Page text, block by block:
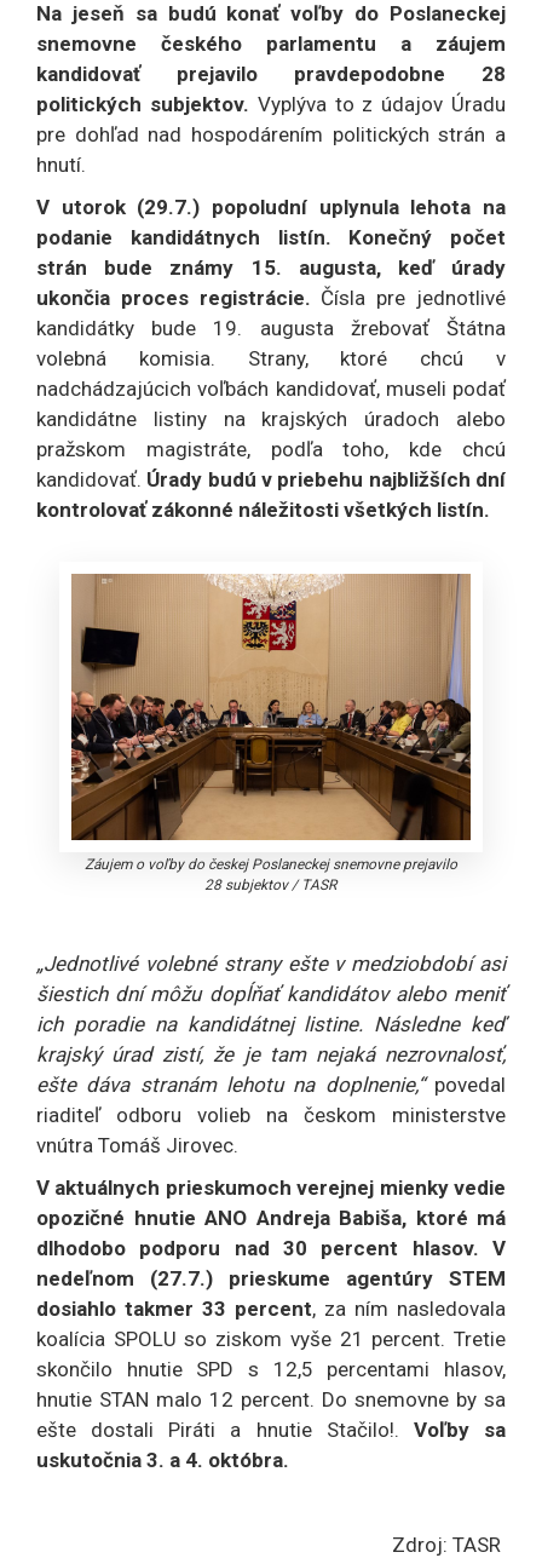
Na jeseň sa budú konať voľby do Poslaneckej
snemovne českého parlamentu a záujem
kandidovať prejavilo pravdepodobne 28
politických subjektov. Vyplýva to z údajov Úradu
pre dohľad nad hospodárením politických strán a
hnutí.
V utorok (29.7.) popoludní uplynula lehota na
podanie kandidátnych listín.
Konečný počet
strán bude známy 15. augusta, keď úrady
ukončia proces registrácie. Čísla pre jednotlivé
kandidátky bude 19. augusta žrebovať Štátna
volebná komisia. Strany, ktoré chcú v
nadchádzajúcich voľbách kandidovať, museli podať
kandidátne listiny na krajských úradoch alebo
pražskom magistráte, podľa toho, kde chcú
kandidovať. Úrady budú v priebehu najbližších dní
kontrolovať zákonné náležitosti všetkých listín.
Záujem o voľby do českej Poslaneckej snemovne prejavilo
28 subjektov/ TASR
„Jednotlivé volebné strany ešte v medziobdobí asi
šiestich dní môžu dopĺňať kandidátov alebo meniť
ich poradie na kandidátnej listine. Následne keď
krajský úrad zistí, že je tam nejaká nezrovnalosť,
ešte dáva stranám lehotu na doplnenie,“povedal
riaditeľ odboru volieb na českom ministerstve
vnútra Tomáš Jirovec.
V aktuálnych prieskumoch verejnej mienky vedie
opozičné hnutie ANO Andreja Babiša, ktoré má
dlhodobo podporu nad 30 percent hlasov. V
nedeľnom (27.7.) prieskume agentúry STEM
dosiahlo takmer 33 percent, za ním nasledovala
koalícia SPOLU so ziskom vyše 21 percent. Tretie
skončilo hnutie SPD s 12,5 percentami hlasov,
hnutie STAN malo 12 percent. Do snemovne by sa
ešte dostali Piráti a hnutie Stačilo!. Voľby sa
uskutočnia 3. a 4. októbra.
Zdroj: TASR